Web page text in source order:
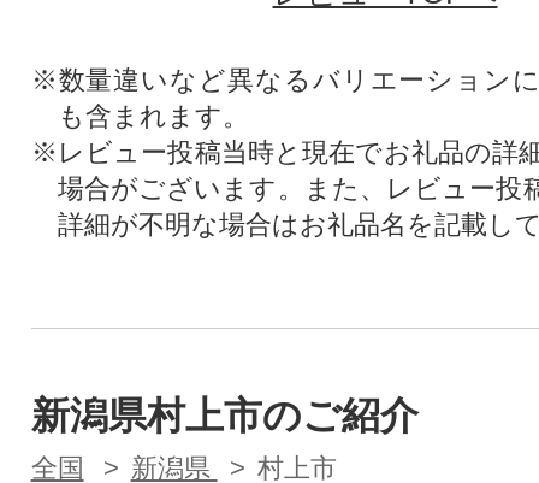
※数量違いなど異なるバリエーション
も含まれます。
※レビュー投稿当時と現在でお礼品の詳
場合がございます。また、レビュー投
詳細が不明な場合はお礼品名を記載し
新潟県村上市のご紹介
全国 新潟県 村上市